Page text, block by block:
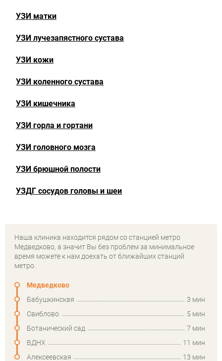
УЗИ матки
УЗИ лучезапястного сустава
УЗИ кожи
УЗИ коленного сустава
УЗИ кишечника
УЗИ горла и гортани
УЗИ головного мозга
УЗИ брюшной полости
УЗДГ сосудов головы и шеи
Наша клиника находится рядом со станцией метро
Медведково, а значит Вы без проблем за минимальное
время можете к нам доехать от ближайших станций
метро.
Медведково
Бабушкинская
3 мин
Свиблово
5 мин
Ботанический сад
7 мин
ВДНХ
11 мин
Алексеевская
13 мин